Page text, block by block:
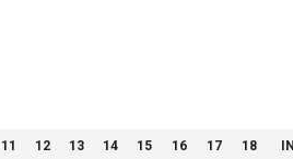
11 12 13 14 15 16 17 18